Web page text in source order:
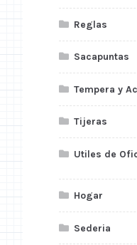
Reglas
Sacapuntas
Tempera y
Tijeras
Utiles de
Hogar
Sederia